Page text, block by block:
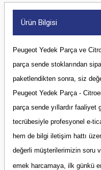
Ürün Bilgisi
Peugeot Yedek Parça ve
parça sende stoklarından
paketlendikten sonra, siz
Peugeot Yedek Parça -
parça sende yıllardır
tecrübesiyle profesyonel e-
hem de bilgi iletişim hattı
değerli müşterilerimizin soru
emek harcamaya, ilk günkü